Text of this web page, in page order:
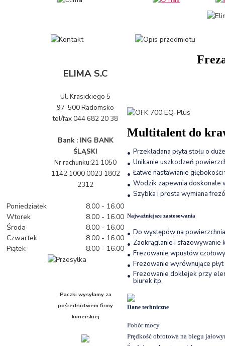
ELIMA S.C
Ul. Krasickiego 5
97-500 Radomsko
tel/fax 044 682 20 38
Bank : ING BANK
ŚLĄSKI
Nr rachunku:21 1050
1142 1000 0023 1802
2312
Poniedziałek
8.00 - 16.00
Wtorek
8.00 - 16.00
Środa
8.00 - 16.00
Czwartek
8.00 - 16.00
Piątek
8.00 - 16.00
Paczki wysyłamy za
pośrednictwemfirmy
kurierskiej
Multitalent do
• Przekładana płyta stołu o
• Unikanie uszkodzeń
• Łatwe nastawianie
• Wodzik zapewnia doskonale
• Szybka i prosta wymiana
Najważniejsze zastosowania
• Do występów na
• Zaokrąglanie i sfazowywanie
• Frezowanie wpustów
• Frezowanie wyrównujące
• Frezowanie doklejek przy
biurek itp.
Dane techniczne
Pobór mocy
Prędkość obrotowa na biegu